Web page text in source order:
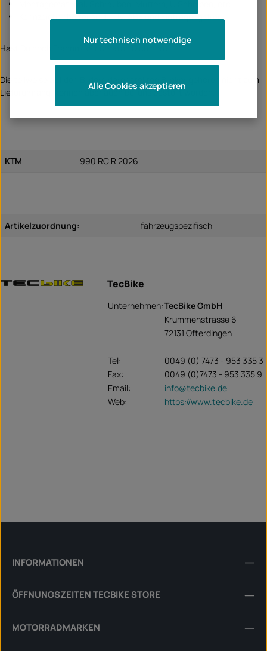
Kennzeichenhalter sind TÜV, ABE und Eintragungsfrei
Hast Du noch Fragen? Wir beraten Dich gern.
Die teilweise auf den Bildern dargestellten Blinker gehören nicht zum
Lieferumfang, können aber auch bei uns bestellt werden.
KTM 990 RC R 2026
Artikelzuordnung: fahrzeugspezifisch
TecBike
Unternehmen:TecBike GmbH
Krummenstrasse 6
72131 Ofterdingen
Tel:
0049 (0) 7473 - 953 335 3
Fax:
0049 (0)7473 - 953 335 9
Email:
info@tecbike.de
Web:
https://www.tecbike.de
INFORMATIONEN
ÖFFNUNGSZEITEN TECBIKE STORE
MOTORRADMARKEN
Nur technisch notwendige
Alle Cookies akzeptieren